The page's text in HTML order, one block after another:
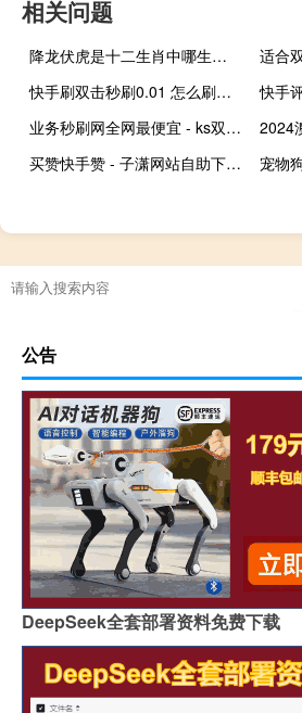
相关问题
降龙伏虎是十二生肖中哪生肖_作答解释落实的民间信仰_V25.97.24
适合
快手刷双击秒刷0.01 怎么刷快手双击浏览量(如何刷快手双击量)
业务秒刷网全网最便宜 - ks双击业务便宜_抖音业务下单免费
买赞快手赞 - 子潇网站自助下单,熊猫社区空间业务自助下单平台
宠物
公告
DeepSeek全套部署资料免费下载